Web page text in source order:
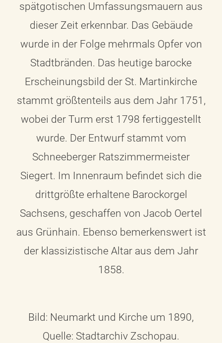
spätgotischen Umfassungsmauern aus
dieser Zeit erkennbar. Das Gebäude
wurde in der Folge mehrmals Opfer von
Stadtbränden. Das heutige barocke
Erscheinungsbild der St. Martinkirche
stammt größtenteils aus dem Jahr 1751,
wobei der Turm erst 1798 fertiggestellt
wurde. Der Entwurf stammt vom
Schneeberger Ratszimmermeister
Siegert. Im Innenraum befindet sich die
drittgrößte erhaltene Barockorgel
Sachsens, geschaffen von Jacob Oertel
aus Grünhain. Ebenso bemerkenswert ist
der klassizistische Altar aus dem Jahr
1858.
Bild: Neumarkt und Kirche um 1890,
Quelle: Stadtarchiv Zschopau.